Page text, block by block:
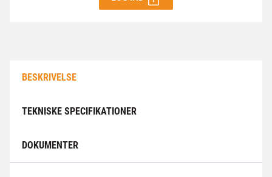
BESKRIVELSE
TEKNISKE SPECIFIKATIONER
DOKUMENTER